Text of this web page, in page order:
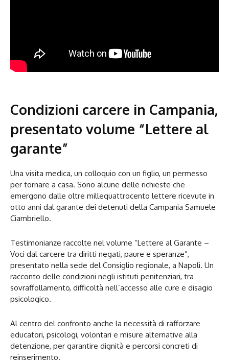
Condizioni carcere in Campania,
presentato volume “Lettere al
garante”
Una visita medica, un colloquio con un figlio, un permesso
per tornare a casa. Sono alcune delle richieste che
emergono dalle oltre millequattrocento lettere ricevute in
otto anni dal garante dei detenuti della Campania Samuele
Ciambriello.
Testimonianze raccolte nel volume “Lettere al Garante –
Voci dal carcere tra diritti negati, paure e speranze”,
presentato nella sede del Consiglio regionale, a Napoli. Un
racconto delle condizioni negli istituti penitenziari, tra
sovraffollamento, difficoltà nell’accesso alle cure e disagio
psicologico.
Al centro del confronto anche la necessità di rafforzare
educatori, psicologi, volontari e misure alternative alla
detenzione, per garantire dignità e percorsi concreti di
reinserimento.